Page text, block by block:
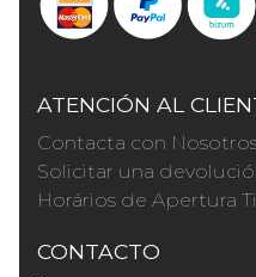
ATENCIÓN AL
Contacta con
Solicitar una
Horários de Apertura
CONTACTO